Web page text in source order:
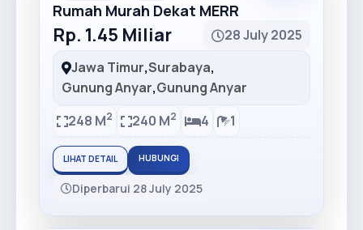
Rumah Murah Dekat MERR
Rp. 1.45 Miliar
28 July 2025
Jawa Timur,Surabaya,
Gunung Anyar,Gunung Anyar
248 M2 240 M2 4 1
LIHAT DETAIL HUBUNGI
Diperbarui 28 July 2025